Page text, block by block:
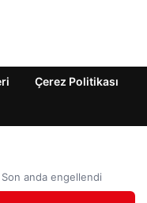
Çerez Politikası
anda engellendi